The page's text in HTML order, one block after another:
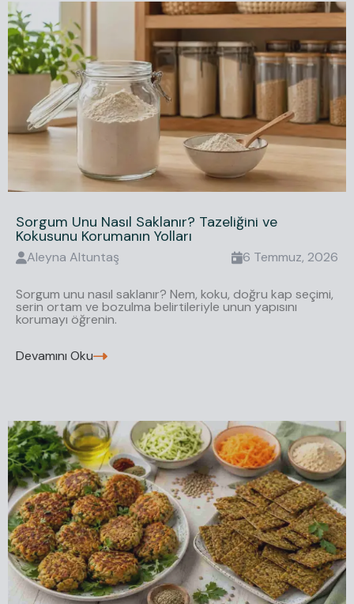
Sorgum Unu Nasıl Saklanır? Tazeliğini ve
Kokusunu Korumanın Yolları
Aleyna Altuntaş 6 Temmuz, 2026
Sorgum unu nasıl saklanır? Nem, koku, doğru kap seçimi,
serin ortam ve bozulma belirtileriyle unun yapısını
korumayı öğrenin.
Devamını Oku